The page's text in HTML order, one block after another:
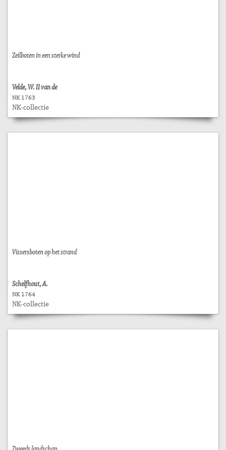
Zeilboten in een sterke wind
Velde, W. II van de
NK 1763
NK-collectie
Vissersboten op het strand
Schelfhout, A.
NK 1764
NK-collectie